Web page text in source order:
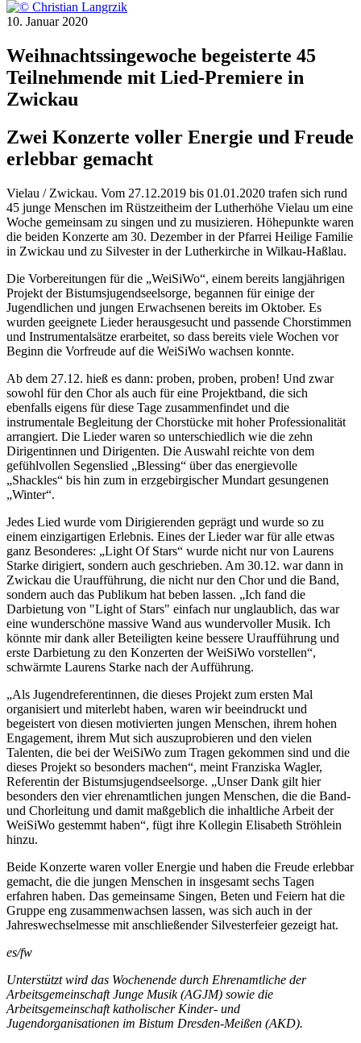
10. Januar 2020
Weihnachtssingewoche begeisterte 45
Teilnehmende mit Lied-Premiere in
Zwickau
Zwei Konzerte voller Energie und Freude
erlebbar gemacht
Vielau / Zwickau. Vom 27.12.2019 bis 01.01.2020 trafen sich rund
45 junge Menschen im Rüstzeitheim der Lutherhöhe Vielau um eine
Woche gemeinsam zu singen und zu musizieren. Höhepunkte waren
die beiden Konzerte am 30. Dezember in der Pfarrei Heilige Familie
in Zwickau und zu Silvester in der Lutherkirche in Wilkau-Haßlau.
Die Vorbereitungen für die „WeiSiWo“, einem bereits langjährigen
Projekt der Bistumsjugendseelsorge, begannen für einige der
Jugendlichen und jungen Erwachsenen bereits im Oktober. Es
wurden geeignete Lieder herausgesucht und passende Chorstimmen
und Instrumentalsätze erarbeitet, so dass bereits viele Wochen vor
Beginn die Vorfreude auf die WeiSiWo wachsen konnte.
Ab dem 27.12. hieß es dann: proben, proben, proben! Und zwar
sowohl für den Chor als auch für eine Projektband, die sich
ebenfalls eigens für diese Tage zusammenfindet und die
instrumentale Begleitung der Chorstücke mit hoher Professionalität
arrangiert. Die Lieder waren so unterschiedlich wie die zehn
Dirigentinnen und Dirigenten. Die Auswahl reichte von dem
gefühlvollen Segenslied „Blessing“ über das energievolle
„Shackles“ bis hin zum in erzgebirgischer Mundart gesungenen
„Winter“.
Jedes Lied wurde vom Dirigierenden geprägt und wurde so zu
einem einzigartigen Erlebnis. Eines der Lieder war für alle etwas
ganz Besonderes: „Light Of Stars“ wurde nicht nur von Laurens
Starke dirigiert, sondern auch geschrieben. Am 30.12. war dann in
Zwickau die Uraufführung, die nicht nur den Chor und die Band,
sondern auch das Publikum hat beben lassen. „Ich fand die
Darbietung von "Light of Stars" einfach nur unglaublich, das war
eine wunderschöne massive Wand aus wundervoller Musik. Ich
könnte mir dank aller Beteiligten keine bessere Uraufführung und
erste Darbietung zu den Konzerten der WeiSiWo vorstellen“,
schwärmte Laurens Starke nach der Aufführung.
„Als Jugendreferentinnen, die dieses Projekt zum ersten Mal
organisiert und miterlebt haben, waren wir beeindruckt und
begeistert von diesen motivierten jungen Menschen, ihrem hohen
Engagement, ihrem Mut sich auszuprobieren und den vielen
Talenten, die bei der WeiSiWo zum Tragen gekommen sind und die
dieses Projekt so besonders machen“, meint Franziska Wagler,
Referentin der Bistumsjugendseelsorge. „Unser Dank gilt hier
besonders den vier ehrenamtlichen jungen Menschen, die die Band-
und Chorleitung und damit maßgeblich die inhaltliche Arbeit der
WeiSiWo gestemmt haben“, fügt ihre Kollegin Elisabeth Ströhlein
hinzu.
Beide Konzerte waren voller Energie und haben die Freude erlebbar
gemacht, die die jungen Menschen in insgesamt sechs Tagen
erfahren haben. Das gemeinsame Singen, Beten und Feiern hat die
Gruppe eng zusammenwachsen lassen, was sich auch in der
Jahreswechselmesse mit anschließender Silvesterfeier gezeigt hat.
es/fw
Unterstützt wird das Wochenende durch Ehrenamtliche der
Arbeitsgemeinschaft Junge Musik (AGJM) sowie die
Arbeitsgemeinschaft katholischer Kinder- und
Jugendorganisationen im Bistum Dresden-Meißen (AKD).